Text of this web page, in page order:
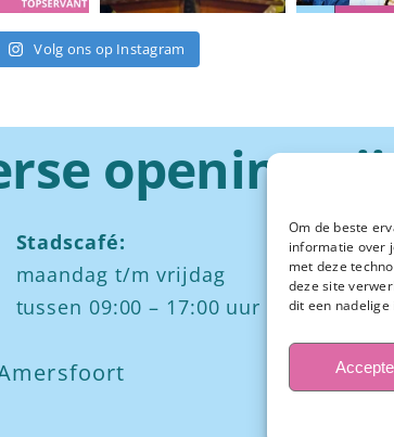
Om de beste
informatie over
met deze
deze site
dit een nadelige
Volg ons op Instagram
Stadscafé:
maandag t/m vrijdag
tussen 09:00 – 17:00 uur